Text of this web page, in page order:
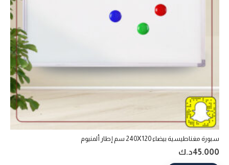
سبورة مغناطيسية بيضاء 240X120 سم إطار ألمنيوم
45.000د.ك